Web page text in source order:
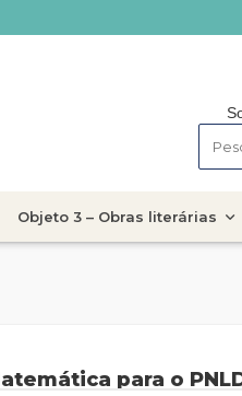
Objeto 3 – Obras literárias
para o